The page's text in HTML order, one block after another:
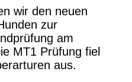
wir den neuen
zur
am
MT1 Prüfung fiel
aus.